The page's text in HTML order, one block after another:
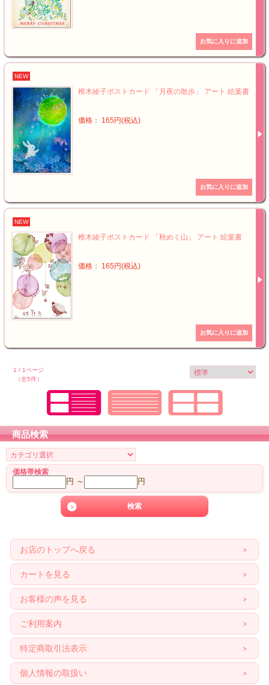
NEW
椎木綾子ポストカード 「月夜の散歩」 アート 絵葉書
価格： 165円(税込)
NEW
椎木綾子ポストカード 「秋めく山」 アート 絵葉書
価格： 165円(税込)
1 / 1ページ
（全5件）
商品検索
価格帯検索
円 ～ 円
お店のトップへ戻る
カートを見る
お客様の声を見る
ご利用案内
特定商取引法表示
個人情報の取扱い